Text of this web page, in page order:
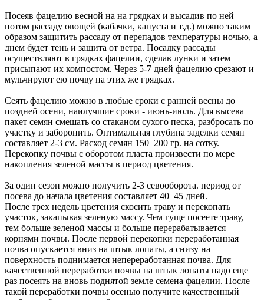
Посеяв фацелию весной на на грядках и высадив по ней
потом рассаду овощей (кабачки, капуста и т.д.) можно таким
образом защитить рассаду от перепадов температуры ночью, а
днем будет тень и защита от ветра. Посадку рассады
осуществляют в грядках фацелии, сделав лунки и затем
присыпают их компостом. Через 5-7 дней фацелию срезают и
мульчируют ею почву на этих же грядках.
Сеять фацелию можно в любые сроки с ранней весны до
поздней осени, наилучшие сроки - июнь-июль. Для высева
пакет семян смешать со стаканом сухого песка, разбросать по
участку и заборонить. Оптимальная глубина заделки семян
составляет 2-3 см. Расход семян 150–200 гр. на сотку.
Перекопку почвы с оборотом пласта произвести по мере
накопления зеленой массы в период цветения.
За один сезон можно получить 2-3 севооборота. период от
посева до начала цветения составляет 40–45 дней.
После трех недель цветения скосить траву и перекопать
участок, закапывая зеленую массу. Чем гуще посеете траву,
тем больше зеленой массы и больше перерабатывается
корнями почвы. После первой перекопки переработанная
почва опускается вниз на штык лопаты, а снизу на
поверхность поднимается непереработанная почва. Для
качественной переработки почвы на штык лопаты надо еще
раз посеять на вновь поднятой земле семена фацелии. После
такой переработки почвы осенью получите качественный